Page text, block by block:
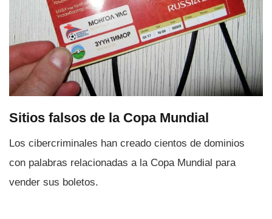
Sitios falsos de la Copa Mundial
Los cibercriminales han creado cientos de dominios
con palabras relacionadas a la Copa Mundial para
vender sus boletos.